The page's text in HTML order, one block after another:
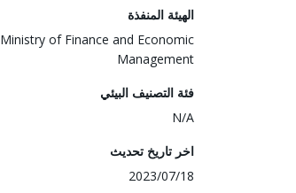
الهيئة المنفذة
Ministry of Finance and Economic
Management
فئة التصنيف البيئي
N/A
اخر تاريخ تحديث
2023/07/18